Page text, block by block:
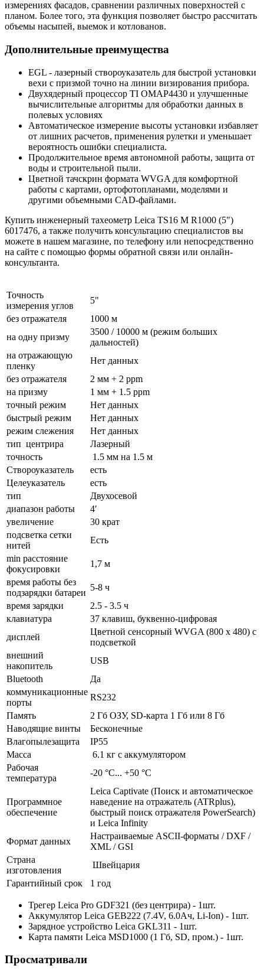
измерениях фасадов, сравнении различных поверхностей с
планом. Более того, эта функция позволяет быстро рассчитать
объемы насыпей, выемок и котлованов.
Дополнительные преимущества
EGL - лазерный створоуказатель для быстрой установки
вехи с призмой точно на линии визирования прибора.
Двухядерный процессор TI OMAP4430 и улучшенные
вычислительные алгоритмы для обработки данных в
полевых условиях
Автоматическое измерение высоты установки избавляет
от лишних расчетов, применения рулетки и уменьшает
вероятность ошибки специалиста.
Продолжительное время автономной работы, защита от
воды и строительной пыли.
Цветной тачскрин формата WVGA для комфортной
работы с картами, ортофотопланами, моделями и
другими объемными CAD-файлами.
Купить инженерный тахеометр Leica TS16 M R1000 (5")
6017476, а также получить консультацию специалистов вы
можете в нашем магазине, по телефону или непосредственно
на сайте с помощью формы обратной связи или онлайн-
консультанта.
Точность
измерения углов
5"
без отражателя
1000 м
на одну призму
3500 / 10000 м (режим больших
дальностей)
на отражающую
пленку
Нет данных
без отражателя
2 мм + 2 ррm
на призму
1 мм + 1.5 ppm
точный режим
Нет данных
быстрый режим
Нет данных
режим слежения
Нет данных
тип центрира
Лазерный
точность
1.5 мм на 1.5 м
Створоуказатель
есть
Целеуказатель
есть
тип
Двухосевой
диапазон работы
4′
увеличение
30 крат
подсветка сетки
нитей
Есть
min расстояние
фокусировки
1,7 м
время работы без
подзарядки батареи
5-8 ч
время зарядки
2.5 - 3.5 ч
клавиатура
37 клавиш, буквенно-цифровая
дисплей
Цветной сенсорный WVGA (800 x 480) с
подсветкой
внешний
накопитель
USB
Bluetooth
Да
коммуникационные
порты
RS232
Память
2 Гб ОЗУ, SD-карта 1 Гб или 8 Гб
Наводящие винты
Бесконечные
Влагопылезащита
IP55
Масса
6.1 кг с аккумулятором
Рабочая
температура
-20 °С... +50 °С
Программное
обеспечение
Leica Captivate (Поиск и автоматическое
наведение на отражатель (ATRplus),
быстрый поиск отражателя PowerSearch)
и Leica Infinity
Формат данных
Настраиваемые ASCII-форматы / DXF /
XML / GSI
Страна
изготовления
Швейцария
Гарантийный срок
1 год
Трегер Leica Pro GDF321 (без центрира) - 1шт.
Аккумулятор Leica GEB222 (7.4V, 6.0Aч, Li-Ion) - 1шт.
Зарядное устройство Leica GKL311 - 1шт.
Карта памяти Leica MSD1000 (1 Гб, SD, пром.) - 1шт.
Просматривали